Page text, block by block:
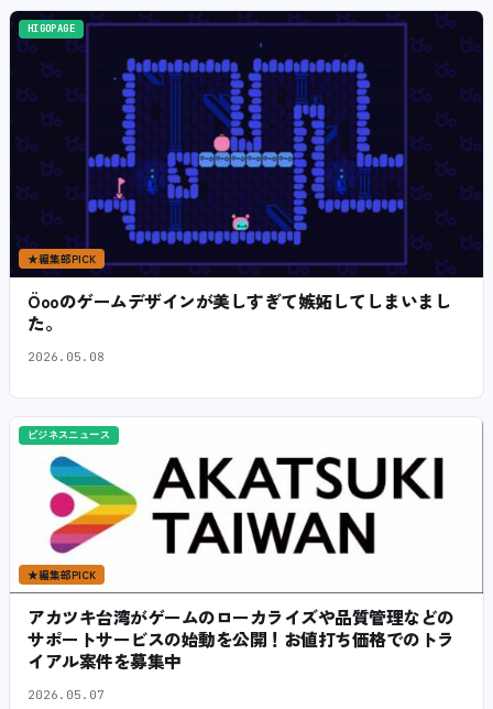
HIGOPAGE
★編集部PICK
Öooのゲームデザインが美しすぎて嫉妬してしまいまし
た。
2026.05.08
ビジネスニュース
★編集部PICK
アカツキ台湾がゲームのローカライズや品質管理などの
サポートサービスの始動を公開！お値打ち価格でのトラ
イアル案件を募集中
2026.05.07